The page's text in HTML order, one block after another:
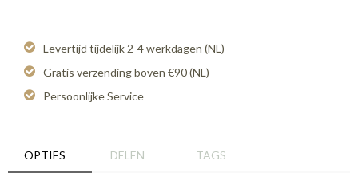
Levertijd tijdelijk 2-4 werkdagen (NL)
Gratis verzending boven €90 (NL)
Persoonlijke Service
OPTIES DELEN TAGS